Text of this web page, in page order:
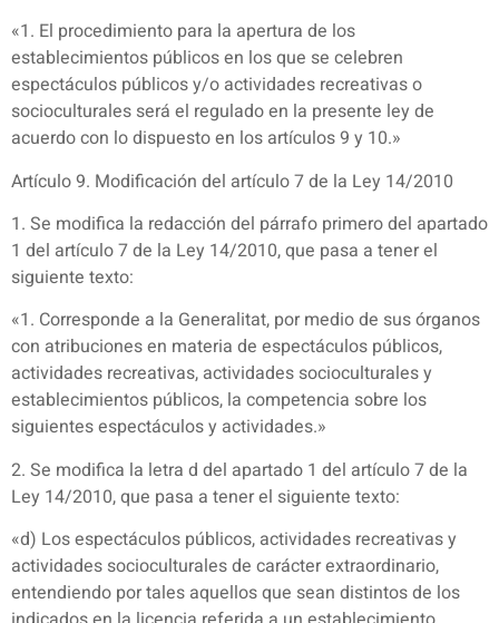
«1. El procedimiento para la apertura de los
establecimientos públicos en los que se celebren
espectáculos públicos y/o actividades recreativas o
socioculturales será el regulado en la presente ley de
acuerdo con lo dispuesto en los artículos 9 y 10.»
Artículo 9. Modificación del artículo 7 de la Ley 14/2010
1. Se modifica la redacción del párrafo primero del apartado
1 del artículo 7 de la Ley 14/2010, que pasa a tener el
siguiente texto:
«1. Corresponde a la Generalitat, por medio de sus órganos
con atribuciones en materia de espectáculos públicos,
actividades recreativas, actividades socioculturales y
establecimientos públicos, la competencia sobre los
siguientes espectáculos y actividades.»
2. Se modifica la letra d del apartado 1 del artículo 7 de la
Ley 14/2010, que pasa a tener el siguiente texto:
«d) Los espectáculos públicos, actividades recreativas y
actividades socioculturales de carácter extraordinario,
entendiendo por tales aquellos que sean distintos de los